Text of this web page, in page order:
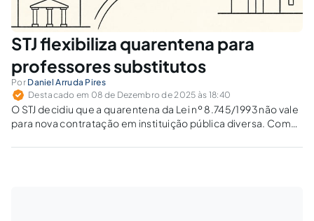
STJ flexibiliza quarentena para
professores substitutos
Por Daniel Arruda Pires
Destacado em 08 de Dezembro de 2025 às 18:40
O STJ decidiu que a quarentena da Lei nº 8.745/1993 não vale
para nova contratação em instituição pública diversa. Como
temporários?